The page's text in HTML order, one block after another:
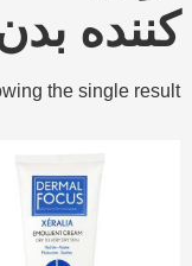
کننده
the single result